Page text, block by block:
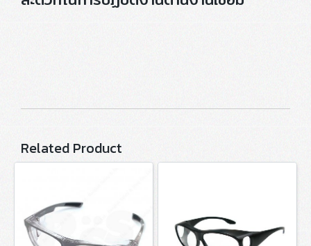
Related Product